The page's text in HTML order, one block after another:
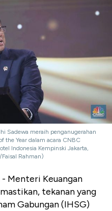
Sadewa meraih penganugerahan
the Year dalam acara CNBC
Indonesia Kempinski Jakarta,
Rahman)
- Menteri Keuangan
tekanan yang
Gabungan (IHSG)